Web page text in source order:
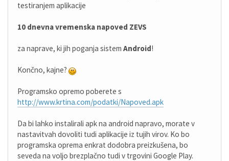
testiranjem aplikacije
10 dnevna vremenska napoved ZEVS
za naprave, ki jih poganja sistem Android!
Končno, kajne?
Programsko opremo poberete s
http://www.krtina.com/podatki/Napoved.apk
Da bi lahko instalirali apk na android napravo, morate v
nastavitvah dovoliti tudi aplikacije iz tujih virov. Ko bo
programska oprema enkrat dodobra preizkušena, bo
seveda na voljo brezplačno tudi v trgovini Google Play.